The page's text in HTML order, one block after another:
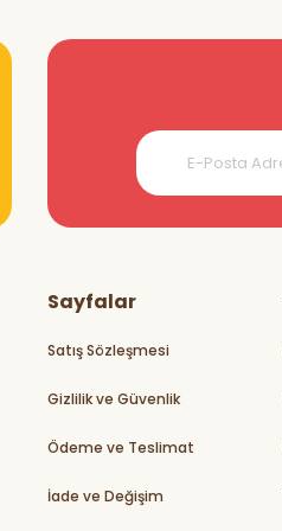
Sayfalar
Satış Sözleşmesi
Gizlilik ve Güvenlik
Ödeme ve Teslimat
İade ve Değişim